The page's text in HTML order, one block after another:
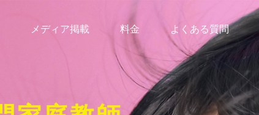
メディア掲載 料金 よくある質問